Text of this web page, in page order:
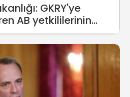
GKRY'ye
AB yetkililerinin
ahlaki hükmü